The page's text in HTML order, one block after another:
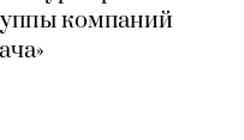
компаний